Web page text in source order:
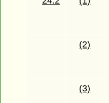
(2)
(3)